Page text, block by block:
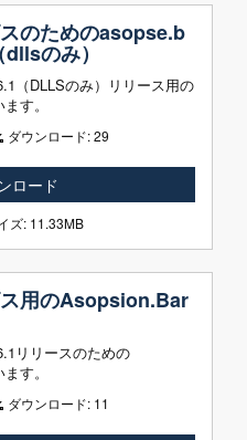
のためのasopse.b
のみ）
（DLLSのみ）リリース用の
す。
ダウンロード:29
ロード
ズ: 11.33MB
用のAsopsion.Bar
リリースのための
す。
ダウンロード: 11